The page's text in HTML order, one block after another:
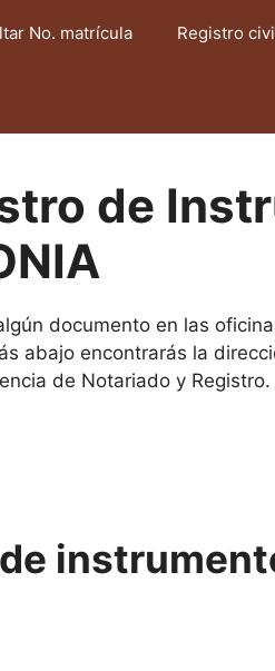
No. matrícula Registro
de
documento en las
abajo encontrarás la
de Notariado y Registro.